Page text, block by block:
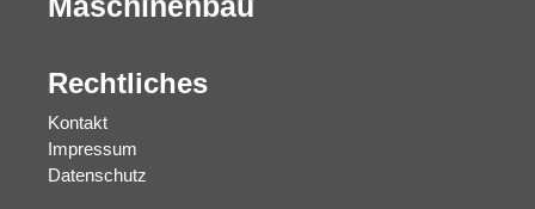
Rechtliches
Kontakt
Impressum
Datenschutz